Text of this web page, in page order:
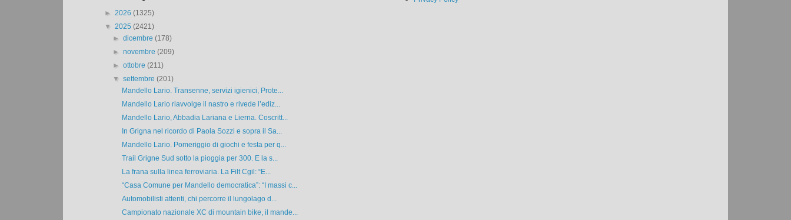
► 2026 (1325)
▼ 2025 (2421)
►dicembre(178)
►novembre(209)
►ottobre(211)
▼settembre(201)
Mandello Lario. Transenne, servizi igienici, Prote...
Mandello Lario riavvolge il nastro e rivede l’ediz...
Mandello Lario, Abbadia Lariana e Lierna. Coscritt...
In Grigna nel ricordo di Paola Sozzi e sopra il Sa...
Mandello Lario. Pomeriggio di giochi e festa per q...
Trail Grigne Sud sotto la pioggia per 300. E la s...
La frana sulla linea ferroviaria. La Filt Cgil: “E...
“Casa Comune per Mandello democratica”: “I massi c...
Automobilisti attenti, chi percorre il lungolago d...
Campionato nazionale XC di mountain bike, il mande...